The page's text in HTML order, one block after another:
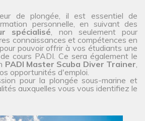
de plongée, il est essentiel de
personnelle, en suivant des
spécialisé, non seulement pour
connaissances et compétences en
pouvoir offrir à vos étudiants une
cours PADI. Ce sera également le
PADI Master Scuba Diver Trainer,
opportunités d'emploi.
pour la plongée sous-marine et
auxquelles vous vous identifiez le